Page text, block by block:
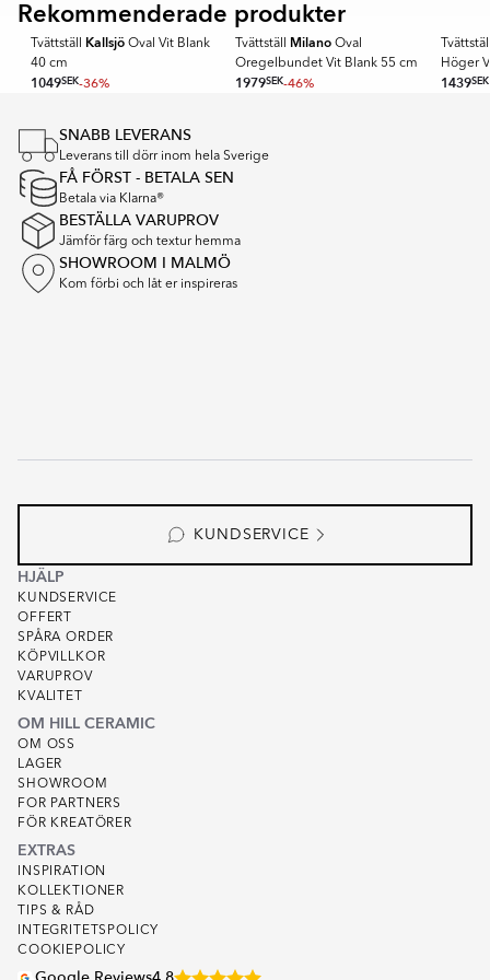
2Rekommenderade produkter
SPARA MER
Tvättställ Kallsjö Oval Vit Blank
40 cm
1049SEK-36%
SPARA MER
Tvättställ Milano Oval
Oregelbundet Vit Blank 55 cm
1979SEK-46%
Höger
1439SEK
1
of
15
SNABB LEVERANS
Leverans till dörr inom hela Sverige
FÅ FÖRST - BETALA SEN
Betala via Klarna®
BESTÄLLA VARUPROV
Jämför färg och textur hemma
SHOWROOM I MALMÖ
Kom förbi och låt er inspireras
KUNDSERVICE
HJÄLP
KUNDSERVICE
OFFERT
SPÅRA ORDER
KÖPVILLKOR
VARUPROV
KVALITET
OM HILL CERAMIC
OM OSS
LAGER
SHOWROOM
FOR PARTNERS
FÖR KREATÖRER
EXTRAS
INSPIRATION
KOLLEKTIONER
TIPS & RÅD
INTEGRITETSPOLICY
COOKIEPOLICY